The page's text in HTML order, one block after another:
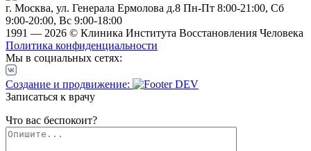
г. Москва, ул. Генерала Ермолова д.8 Пн-Пт 8:00-21:00, Сб
9:00-20:00, Вс 9:00-18:00
1991 — 2026 © Клиника Института Восстановления Человека
Политика конфиденциальности
Мы в социальных сетях:
Создание и продвижение:
Записаться к врачу
Что вас беспокоит?